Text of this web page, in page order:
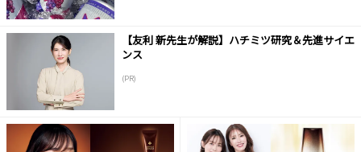
【友利 新先生が解説】ハチミツ研究＆先進サイエ
ンス
(PR)